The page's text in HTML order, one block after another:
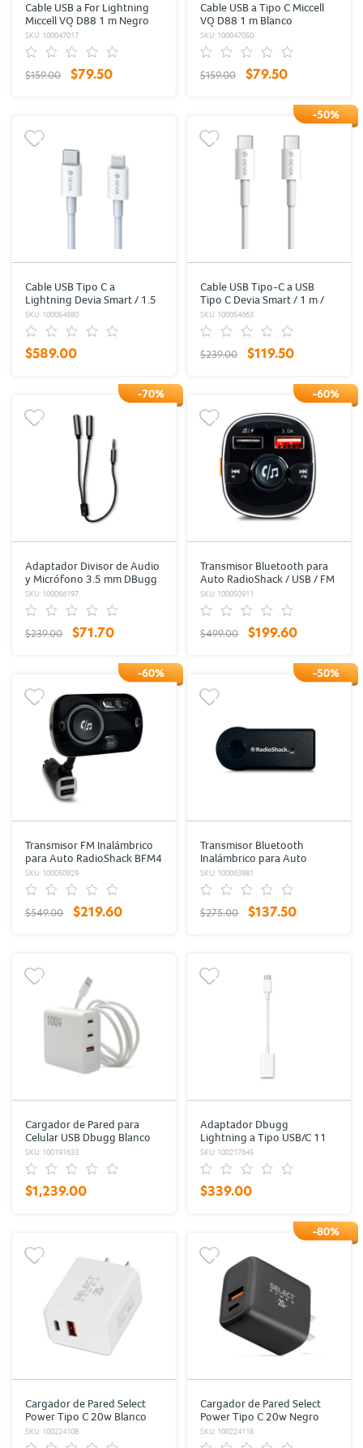
Cable USB a For Lightning
Miccell VQ D88 1 m Negro
SKU: 100047017
$159.00 $79.50
Cable USB a Tipo C Miccell
VQ D88 1 m Blanco
SKU: 100047050
$159.00 $79.50
Cable USB Tipo C a
Lightning Devia Smart / 1.5
m / Blanco
SKU: 100054680
$589.00
-50%
Cable USB Tipo-C a USB
Tipo C Devia Smart / 1 m /
Blanco
SKU: 100054663
$239.00 $119.50
-70%
Adaptador Divisor de Audio
y Micrófono 3.5 mm DBugg
/ Negro
SKU: 100066197
$239.00 $71.70
-60%
Transmisor Bluetooth para
Auto RadioShack / USB / FM
/ Negro
SKU: 100050911
$499.00 $199.60
-60%
Transmisor FM Inalámbrico
para Auto RadioShack BFM4
/ USB
SKU: 100050929
$549.00 $219.60
-50%
Transmisor Bluetooth
Inalámbrico para Auto
RadioShack Negro
SKU: 100063981
$275.00 $137.50
Cargador de Pared para
Celular USB Dbugg Blanco
SKU: 100191633
$1,239.00
Adaptador Dbugg
Lightning a Tipo USB/C 11
cm Blanco
SKU: 100217645
$339.00
Cargador de Pared Select
Power Tipo C 20w Blanco
SKU: 100224108
-80%
Cargador de Pared Select
Power Tipo C 20w Negro
SKU: 100224116